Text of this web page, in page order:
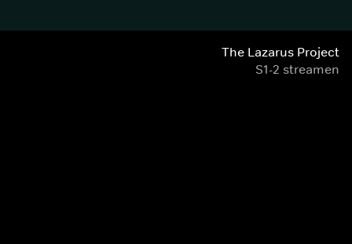
The Lazarus Project
S1-2 streamen